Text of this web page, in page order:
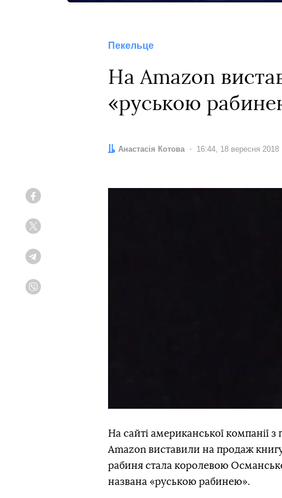
Пекельце
На Amazon
«руською
Автор:
Анастасія Котова Дата:
16:44, 18 вересня 2018
На сайті американської компанії з
Amazon виставили на продаж
рабиня стала королевою
названа «руською рабинею».